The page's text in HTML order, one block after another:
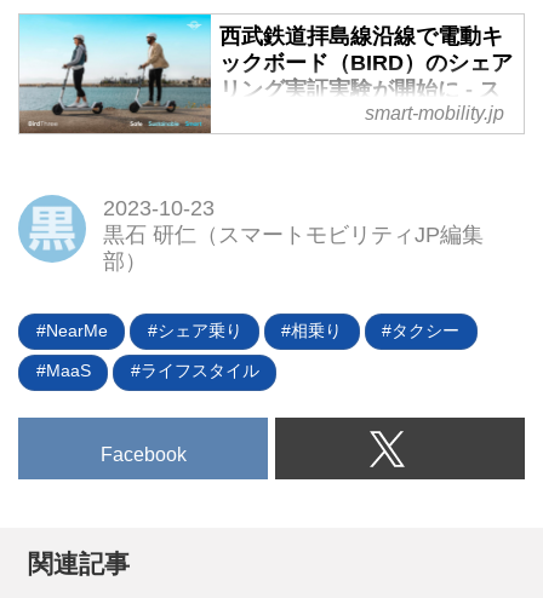
こがどう違うのか。どちらがお得
なのか。そのメリット、デメリッ
トを探ってみた。
2023年5月19日、カーシェアサー
ビス「エニカ」上で、中国大手
EVメーカーBYDの「ATTO 3」の
貸し出しサービスが開始された。
全国のBYD正規ディーラー18店
BYDの電動SUV「ATTO 3」とは
は、2022年2月に中国での販売開
始以来、オーストラリアやタイな
どのアジア太平洋地域でも発売さ
西武鉄道拝島線沿線で電動キ
ックボード（BIRD）のシェア
リング実証実験が開始に - ス
マートモビリティJP
株式会社は、西武鉄道拝島線エリ
として、2023年7月5日（水）〜
2024年3月31日（日）まで、電動
キックボードシェアリング
した実証実験を開始した。
smart-mobility.jp
2023-10-23
黒石 研仁（スマートモビリティJP編集
部）
NearMe シェア乗り 相乗り タクシー
MaaS ライフスタイル
Facebook
関連記事